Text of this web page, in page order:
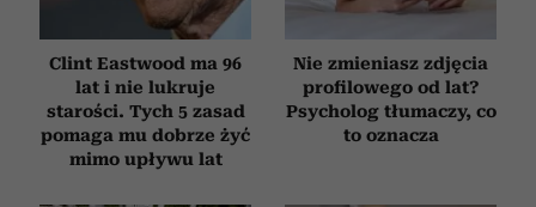
Clint Eastwood ma 96
lat i nie lukruje
starości. Tych 5 zasad
pomaga mu dobrze żyć
mimo upływu lat
Nie zmieniasz zdjęcia
profilowego od lat?
Psycholog tłumaczy, co
to oznacza